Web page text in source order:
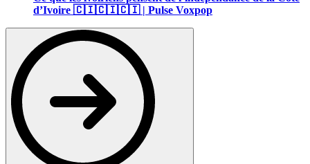
d’Ivoire 🇨🇮🇨🇮🇨🇮 | Pulse Voxpop